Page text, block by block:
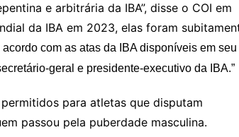
e arbitrária da IBA”, disse o COI em
da IBA em 2023, elas foram
acordo com as atas da IBA disponíveis em seu
geral e presidente-executivo da IBA.”
para atletas que disputam
passou pela puberdade masculina.